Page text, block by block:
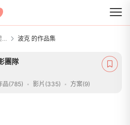
婚市集
J-Love婚禮攝影團隊 波克 的作品集
團隊
品(785) 影片(335) 方案(9)